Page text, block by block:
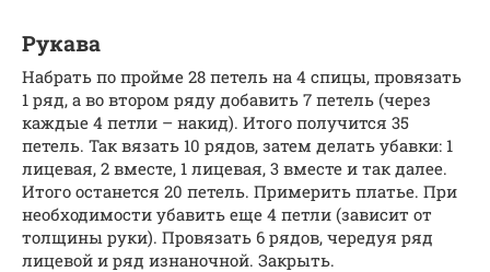
Рукава
Набрать по пройме 28 петель на 4 спицы, провязать
1 ряд, а во втором ряду добавить 7 петель (через
каждые 4 петли – накид). Итого получится 35
петель. Так вязать 10 рядов, затем делать убавки: 1
лицевая, 2 вместе, 1 лицевая, 3 вместе и так далее.
Итого останется 20 петель. Примерить платье. При
необходимости убавить еще 4 петли (зависит от
толщины руки). Провязать 6 рядов, чередуя ряд
лицевой и ряд изнаночной. Закрыть.